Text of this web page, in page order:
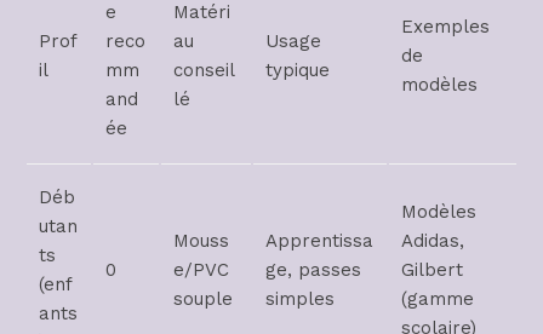
Prof
il
e
reco
mm
and
ée
Matéri
au
conseil
lé
Usage
typique
Exemples
de
modèles
Déb
utan
ts
(enf
ants
0
Mouss
e/PVC
souple
Apprentissa
ge, passes
simples
Modèles
Adidas,
Gilbert
(gamme
scolaire)